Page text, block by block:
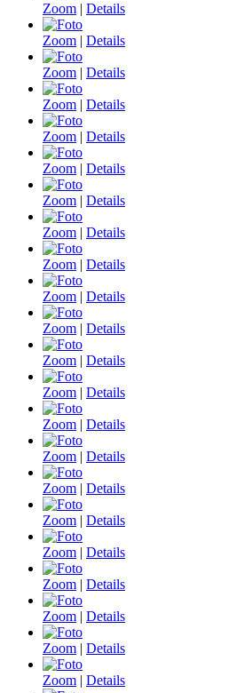
Zoom | Details
Zoom | Details
Zoom | Details
Zoom | Details
Zoom | Details
Zoom | Details
Zoom | Details
Zoom | Details
Zoom | Details
Zoom | Details
Zoom | Details
Zoom | Details
Zoom | Details
Zoom | Details
Zoom | Details
Zoom | Details
Zoom | Details
Zoom | Details
Zoom | Details
Zoom | Details
Zoom | Details
Zoom | Details